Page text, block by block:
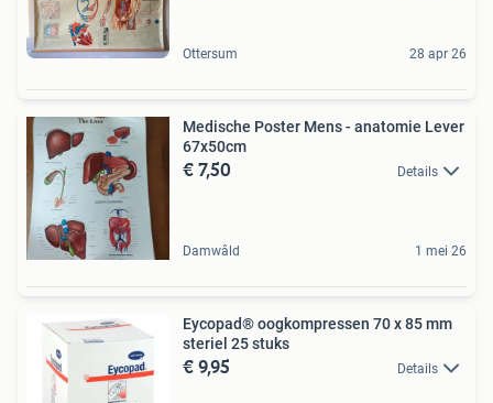
Ottersum 28 apr 26
Medische Poster Mens - anatomie Lever
67x50cm
€ 7,50 Details
Damwâld 1 mei 26
Eycopad® oogkompressen 70 x 85 mm
steriel 25 stuks
€ 9,95 Details